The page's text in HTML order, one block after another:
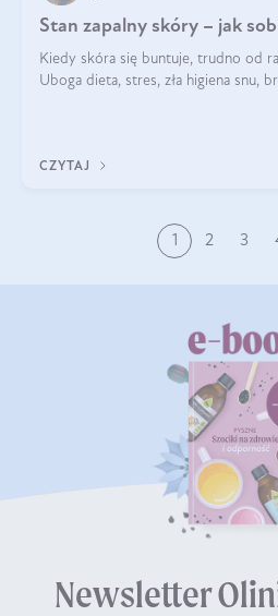
Stan zapalny skóry – jak
Kiedy skóra się buntuje, trudno od
Uboga dieta, stres, zła higiena snu,
CZYTAJ
1 2 3
Newsletter